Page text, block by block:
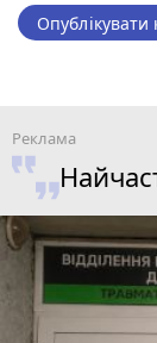
Опублікувати